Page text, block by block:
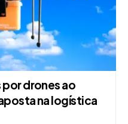
drones ao
na logística